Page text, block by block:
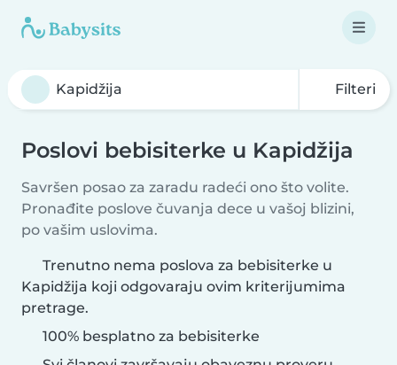
Filteri
Poslovi bebisiterke u Kapidžija
Savršen posao za zaradu radeći ono što volite.
Pronađite poslove čuvanja dece u vašoj blizini,
po vašim uslovima.
Trenutno nema poslova za bebisiterke u
Kapidžija koji odgovaraju ovim kriterijumima
pretrage.
100% besplatno za bebisiterke